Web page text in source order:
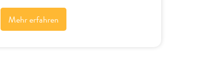
Mehr erfahren